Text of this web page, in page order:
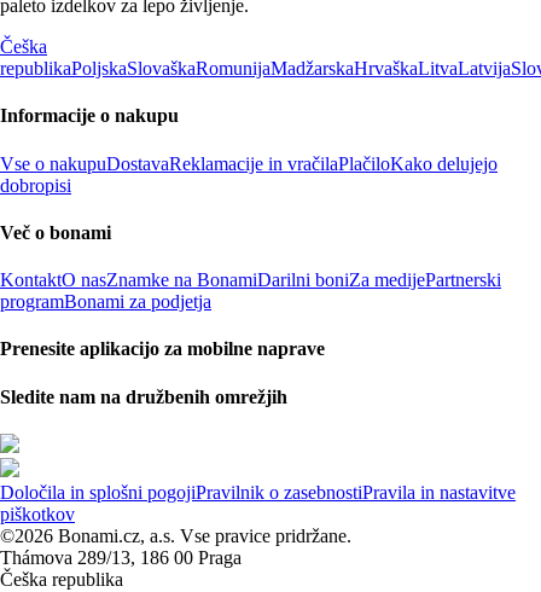
paleto izdelkov za lepo življenje.
Češka
republikaPoljskaSlovaškaRomunijaMadžarskaHrvaškaLitvaLatvija
Informacije o nakupu
Vse o nakupuDostavaReklamacije in vračilaPlačiloKako delujejo
dobropisi
Več o bonami
KontaktO nasZnamke na BonamiDarilni boniZa medijePartnerski
programBonami za podjetja
Prenesite aplikacijo za mobilne naprave
Sledite nam na družbenih omrežjih
Določila in splošni pogojiPravilnik o zasebnostiPravila in nastavitve
piškotkov
©2026 Bonami.cz, a.s. Vse pravice pridržane.
Thámova 289/13, 186 00 Praga
Češka republika